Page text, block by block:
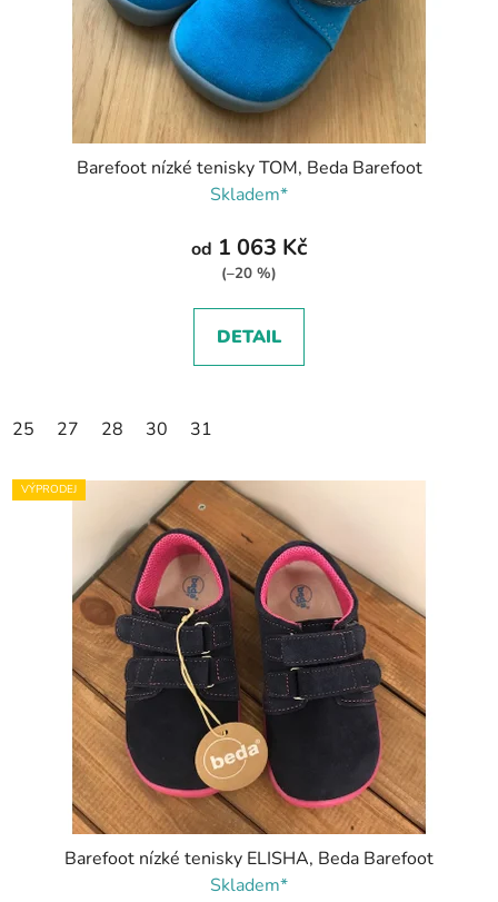
Barefoot nízké tenisky TOM, Beda Barefoot
Skladem*
od 1 063 Kč
(–20 %)
DETAIL
25 27 28 30 31
VÝPRODEJ
Barefoot nízké tenisky ELISHA, Beda Barefoot
Skladem*